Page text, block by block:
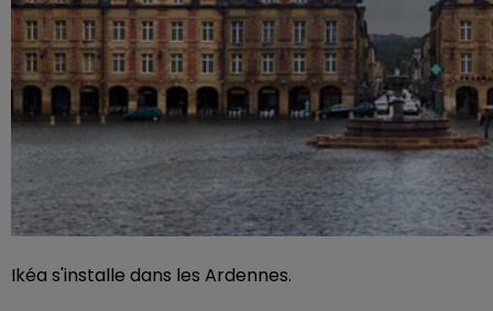
Ikéa s'installe dans les Ardennes.